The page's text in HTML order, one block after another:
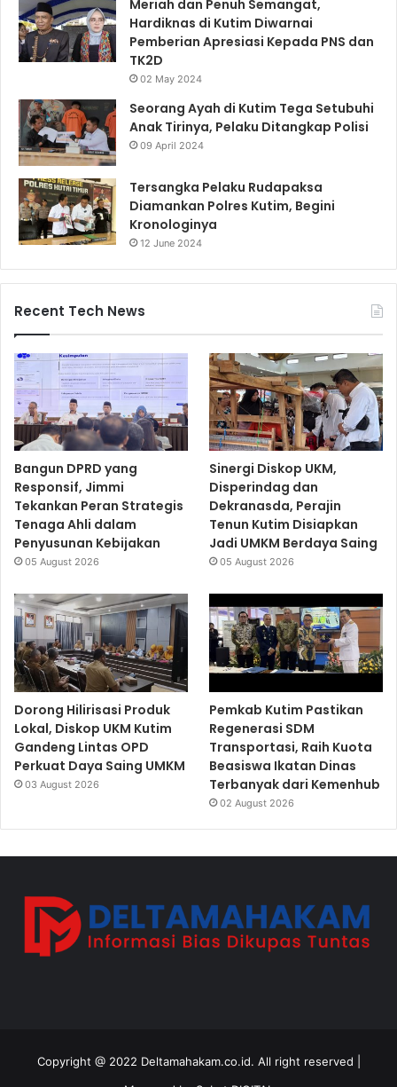
Meriah dan Penuh Semangat,
Hardiknas di Kutim Diwarnai
Pemberian Apresiasi Kepada PNS dan
TK2D
02 May 2024
Seorang Ayah di Kutim Tega Setubuhi
Anak Tirinya, Pelaku Ditangkap Polisi
09 April 2024
Tersangka Pelaku Rudapaksa
Diamankan Polres Kutim, Begini
Kronologinya
12 June 2024
Recent Tech News
Bangun DPRD yang
Responsif, Jimmi
Tekankan Peran Strategis
Tenaga Ahli dalam
Penyusunan Kebijakan
05 August 2026
Sinergi Diskop UKM,
Disperindag dan
Dekranasda, Perajin
Tenun Kutim Disiapkan
Jadi UMKM Berdaya Saing
05 August 2026
Dorong Hilirisasi Produk
Lokal, Diskop UKM Kutim
Gandeng Lintas OPD
Perkuat Daya Saing UMKM
03 August 2026
Pemkab Kutim Pastikan
Regenerasi SDM
Transportasi, Raih Kuota
Beasiswa Ikatan Dinas
Terbanyak dari Kemenhub
02 August 2026
Copyright @ 2022 Deltamahakam.co.id. All right reserved |